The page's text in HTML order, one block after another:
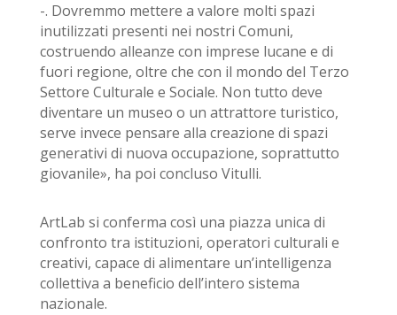
-. Dovremmo mettere a valore molti spazi
inutilizzati presenti nei nostri Comuni,
costruendo alleanze con imprese lucane e di
fuori regione, oltre che con il mondo del Terzo
Settore Culturale e Sociale. Non tutto deve
diventare un museo o un attrattore turistico,
serve invece pensare alla creazione di spazi
generativi di nuova occupazione, soprattutto
giovanile», ha poi concluso Vitulli.
ArtLab si conferma così una piazza unica di
confronto tra istituzioni, operatori culturali e
creativi, capace di alimentare un’intelligenza
collettiva a beneficio dell’intero sistema
nazionale.